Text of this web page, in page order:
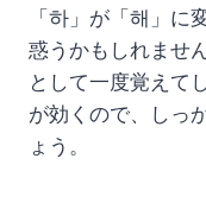
「하」が「해」に
惑うかもしれませ
として一度覚えて
が効くので、しっ
ょう。